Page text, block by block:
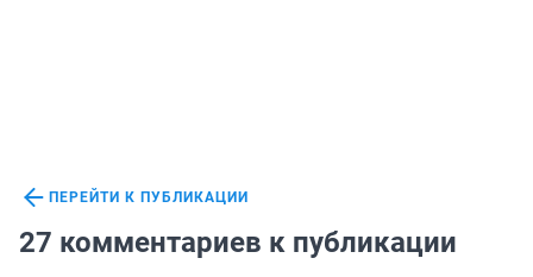
ПЕРЕЙТИ К ПУБЛИКАЦИИ
27 комментариев к публикации